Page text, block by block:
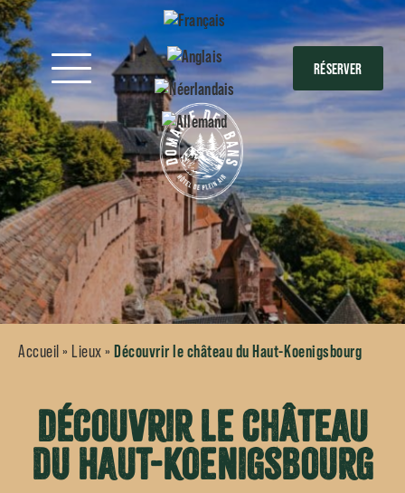
RÉSERVER
Accueil » Lieux» Découvrir le château du Haut-Koenigsbourg
Découvrir le château
du Haut-Koenigsbourg